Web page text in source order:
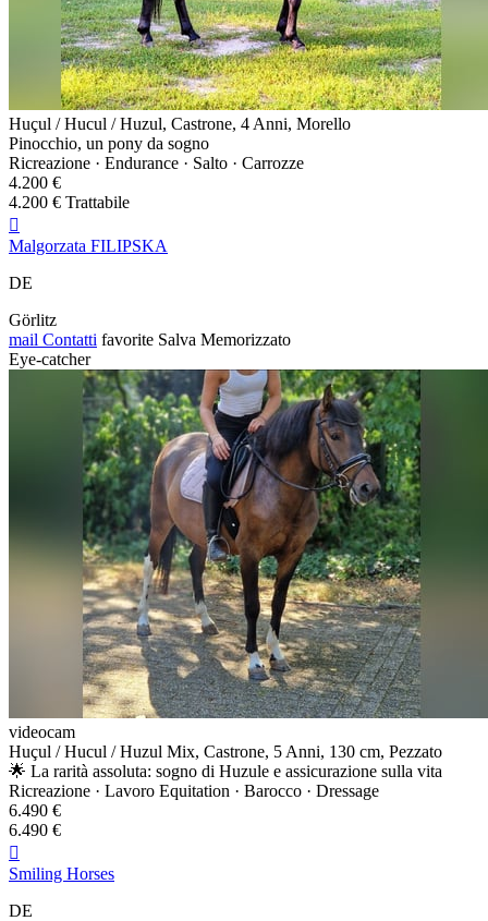
Huçul / Hucul / Huzul, Castrone, 4 Anni, Morello
Pinocchio, un pony da sogno
Ricreazione · Endurance · Salto · Carrozze
4.200 €
4.200 € Trattabile

Malgorzata FILIPSKA
DE
Görlitz
mail Contatti favorite Salva Memorizzato
Eye-catcher
videocam
Huçul / Hucul / Huzul Mix, Castrone, 5 Anni, 130 cm, Pezzato
🌟 La rarità assoluta: sogno di Huzule e assicurazione sulla vita
Ricreazione · Lavoro Equitation · Barocco · Dressage
6.490 €
6.490 €

Smiling Horses
DE